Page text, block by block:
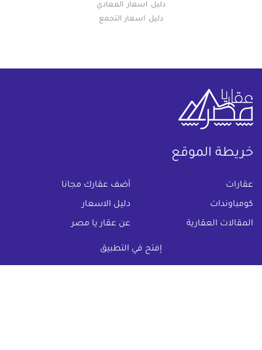
إفتح في التطبيق
دليل اسعار المعادي
دليل اسعار التجمع
خريطة الموقع
عقارات أضف عقارك مجانا
كومباوندات دليل الاسعار
المقالات العقارية عن عقار يا مصر
تواصل معنا